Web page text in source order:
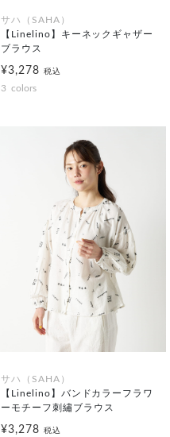
サハ（SAHA）
【Linelino】キーネックギャザー
ブラウス
¥3,278 税込
3 colors
サハ（SAHA）
【Linelino】バンドカラーフラワ
ーモチーフ刺繡ブラウス
¥3,278 税込